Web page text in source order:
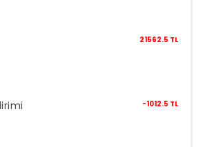
21562.5 TL
-1012.5 TL